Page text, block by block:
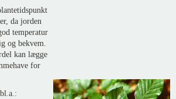
da jorden
temperatur
og bekvem.
kan lægge
for